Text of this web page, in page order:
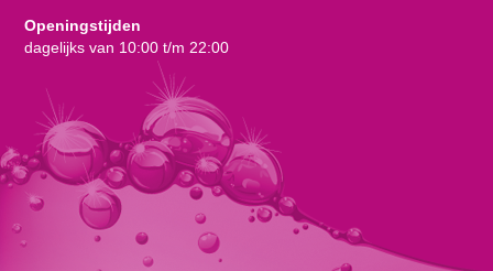
Openingstijden
dagelijks van 10:00 t/m 22:00